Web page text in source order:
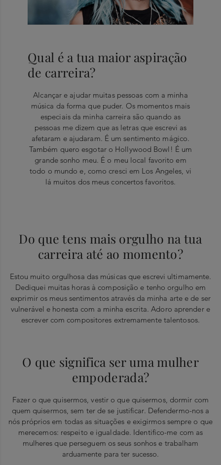
Qual é a tua maior aspiração
de carreira?
Alcançar e ajudar muitas pessoas com a minha
música da forma que puder. Os momentos mais
especiais da minha carreira são quando as
pessoas me dizem que as letras que escrevi as
afetaram e ajudaram. É um sentimento mágico.
Também quero esgotar o Hollywood Bowl! É um
grande sonho meu. É o meu local favorito em
todo o mundo e, como cresci em Los Angeles, vi
lá muitos dos meus concertos favoritos.
Do que tens mais orgulho na tua
carreira até ao momento?
Estou muito orgulhosa das músicas que escrevi ultimamente.
Dediquei muitas horas à composição e tenho orgulho em
exprimir os meus sentimentos através da minha arte e de ser
vulnerável e honesta com a minha escrita. Adoro aprender e
escrever com compositores extremamente talentosos.
O que significa ser uma mulher
empoderada?
Fazer o que quisermos, vestir o que quisermos, dormir com
quem quisermos, sem ter de se justificar. Defendermo-nos a
nós próprios em todas as situações e exigirmos sempre o que
merecemos: respeito e igualdade. Identifico-me com as
mulheres que perseguem os seus sonhos e trabalham
arduamente para ter sucesso.